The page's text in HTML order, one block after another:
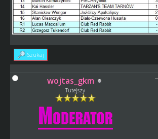
Szukaj
wojtas_gkm
Tutejszy